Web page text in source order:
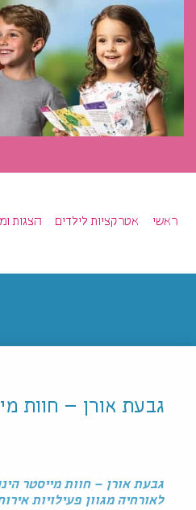
ראשי אטרקציות לילדים הצגות
גבעת אורן – חוות
לאורחיה מגוון פעילויות